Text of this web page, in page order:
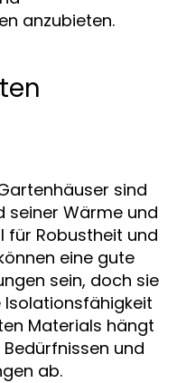
anzubieten.
sind
seiner Wärme und
für Robustheit und
eine gute
sein, doch sie
Materials hängt
und
ab.